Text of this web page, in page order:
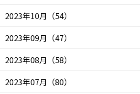
2023年10月 （54）
2023年09月 （47）
2023年08月 （58）
2023年07月 （80）